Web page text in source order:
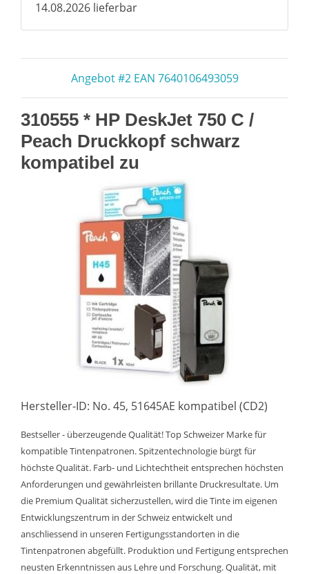
14.08.2026 lieferbar
Angebot #2 EAN 7640106493059
310555 * HP DeskJet 750 C /
Peach Druckkopf schwarz
kompatibel zu
Hersteller-ID: No. 45, 51645AE kompatibel (CD2)
Bestseller - überzeugende Qualität! Top Schweizer Marke für
kompatible Tintenpatronen. Spitzentechnologie bürgt für
höchste Qualität. Farb- und Lichtechtheit entsprechen höchsten
Anforderungen und gewährleisten brillante Druckresultate. Um
die Premium Qualität sicherzustellen, wird die Tinte im eigenen
Entwicklungszentrum in der Schweiz entwickelt und
anschliessend in unseren Fertigungsstandorten in die
Tintenpatronen abgefüllt. Produktion und Fertigung entsprechen
neusten Erkenntnissen aus Lehre und Forschung. Qualität, mit